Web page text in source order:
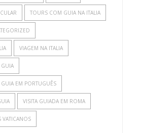
TOURS COM GUIA NA ITALIA
VIAGEM NA ITALIA
GUIA
EM PORTUGUÊS
VISITA GUIADA EM ROMA
VATICANOS